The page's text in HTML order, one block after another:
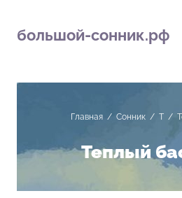
большой-сонник.рф
Главная / Сонник / Т /
Теплый